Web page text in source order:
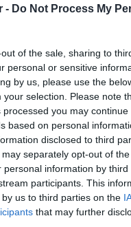
- Do Not Process My
of the sale, sharing to
personal or sensitive
by us, please use the
your selection. Please note
you may continue
based on personal
disclosed to third
separately opt-out of
personal information by
participants. This
us to third parties on the
that may further
και
έως 7 μποφόρ